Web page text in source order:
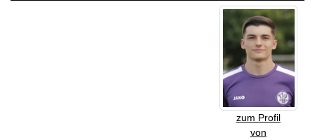
zum Profil
von